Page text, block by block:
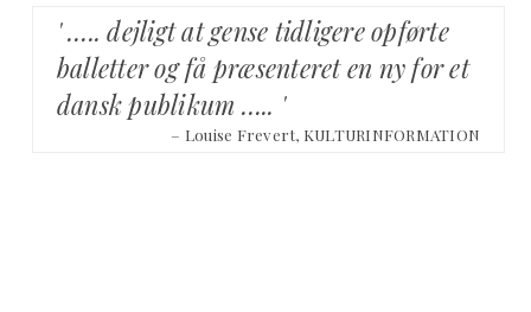
' ….. dejligt at gense tidligere opførte
balletter og få præsenteret en ny for et
dansk publikum ….. '
– Louise Frevert, KULTURINFORMATION